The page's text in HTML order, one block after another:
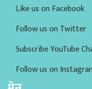
Like us on Facebook
Follow us on Twitter
Subscribe YouTube
Follow us on